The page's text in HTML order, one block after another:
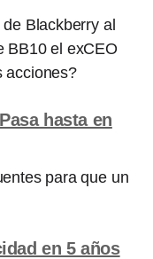
Blackberry al
BB10 el exCEO
acciones?
hasta en
para que un
en 5 años